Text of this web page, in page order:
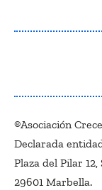
®Asociación
Declarada
Plaza del Pilar
29601 Marbella.